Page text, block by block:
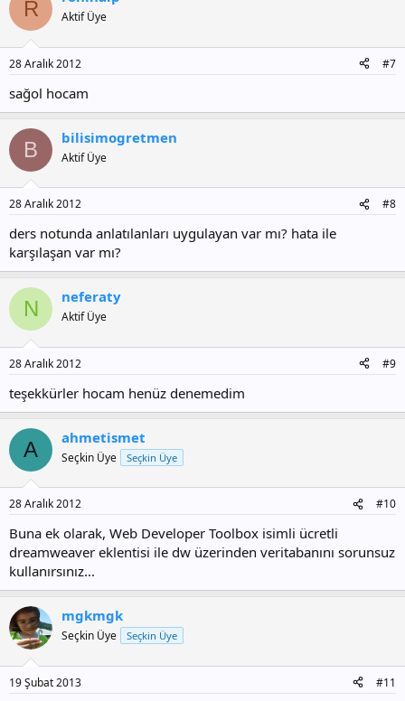
R Aktif Üye
28 Aralık 2012 #7
sağol hocam
B bilisimogretmen
Aktif Üye
28 Aralık 2012 #8
ders notunda anlatılanları uygulayan var mı? hata ile
karşılaşan var mı?
N neferaty
Aktif Üye
28 Aralık 2012 #9
teşekkürler hocam henüz denemedim
A ahmetismet
Seçkin Üye Seçkin Üye
28 Aralık 2012 #10
Buna ek olarak, Web Developer Toolbox isimli ücretli
dreamweaver eklentisi ile dw üzerinden veritabanını sorunsuz
kullanırsınız...
mgkmgk
Seçkin Üye Seçkin Üye
19 Şubat 2013 #11